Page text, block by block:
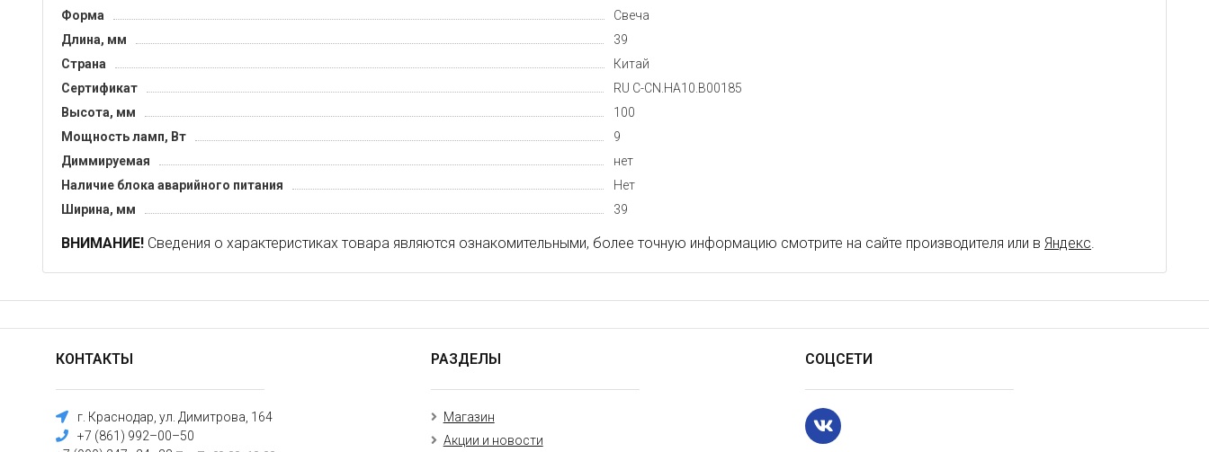
Форма
Свеча
Длина, мм
39
Страна
Китай
Сертификат
RU C-CN.HA10.B00185
Высота, мм
100
Мощность ламп, Вт
9
Диммируемая
нет
Наличие блока аварийного питания
Нет
Ширина, мм
39
ВНИМАНИЕ! Сведения о характеристиках товара являются ознакомительными, более точную информацию смотрите на сайте производителя или в Яндекс
КОНТАКТЫ
г. Краснодар, ул. Димитрова, 164
+7 (861) 992–00–50
РАЗДЕЛЫ
Магазин
Акции и новости
СОЦСЕТИ